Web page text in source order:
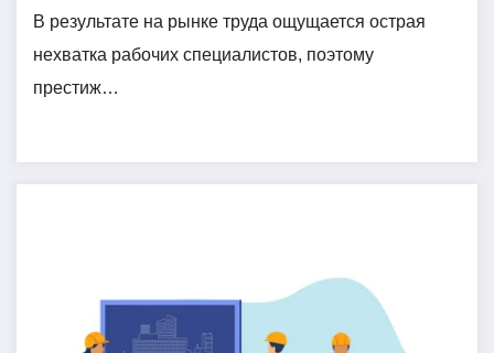
В результате на рынке труда ощущается острая
нехватка рабочих специалистов, поэтому
престиж…